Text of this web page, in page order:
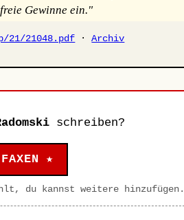
Gewinne ein."
21/21048.pdf ·Archiv
schreiben?
★
du kannst weitere hinzufügen.